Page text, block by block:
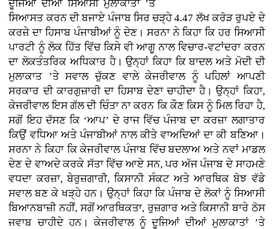
ਦੂਜਿਆਂ ਦੀਆਂ ਸਿਆਸੀ ਮੁਲਾਕਾਤਾਂ ’ਤੇ
ਸਿਆਸਤ ਕਰਨ ਦੀ ਬਜਾਏ ਪੰਜਾਬ ਸਿਰ ਚੜ੍ਹੇ 4.47 ਲੱਖ ਕਰੋੜ ਰੁਪਏ ਦੇ
ਕਰਜ਼ੇ ਦਾ ਹਿਸਾਬ ਪੰਜਾਬੀਆਂ ਨੂੰ ਦੇਣ। ਸਰਨਾ ਨੇ ਕਿਹਾ ਕਿ ਹਰ ਸਿਆਸੀ
ਪਾਰਟੀ ਨੂੰ ਲੋਕ ਹਿੱਤ ਵਿੱਚ ਕਿਸੇ ਵੀ ਆਗੂ ਨਾਲ ਵਿਚਾਰ-ਵਟਾਂਦਰਾ ਕਰਨ
ਦਾ ਲੋਕਤੰਤਰਿਕ ਅਧਿਕਾਰ ਹੈ। ਉਨ੍ਹਾਂ ਕਿਹਾ ਕਿ ਬਾਦਲ ਅਤੇ ਮੋਦੀ ਦੀ
ਮੁਲਾਕਾਤ ’ਤੇ ਸਵਾਲ ਚੁੱਕਣ ਵਾਲੇ ਕੇਜਰੀਵਾਲ ਨੂੰ ਪਹਿਲਾਂ ਆਪਣੀ
ਸਰਕਾਰ ਦੀ ਕਾਰਗੁਜ਼ਾਰੀ ਦਾ ਹਿਸਾਬ ਦੇਣਾ ਚਾਹੀਦਾ ਹੈ। ਉਨ੍ਹਾਂ ਕਿਹਾ,
ਕੇਜਰੀਵਾਲ ਇਸ ਗੱਲ ਦੀ ਚਿੰਤਾ ਨਾ ਕਰਨ ਕਿ ਕੌਣ ਕਿਸ ਨੂੰ ਮਿਲ ਰਿਹਾ ਹੈ,
ਸਗੋਂ ਇਹ ਦੱਸਣ ਕਿ ‘ਆਪ’ ਦੇ ਰਾਜ ਵਿੱਚ ਪੰਜਾਬ ਦਾ ਕਰਜ਼ਾ ਲਗਾਤਾਰ
ਕਿਉਂ ਵਧਿਆ ਅਤੇ ਪੰਜਾਬੀਆਂ ਨਾਲ ਕੀਤੇ ਵਾਅਦਿਆਂ ਦਾ ਕੀ ਬਣਿਆ।
ਸਰਨਾ ਨੇ ਕਿਹਾ ਕਿ ਕੇਜਰੀਵਾਲ ਪੰਜਾਬ ਵਿੱਚ ਬਦਲਾਅ ਅਤੇ ਨਵਾਂ ਮਾਡਲ
ਦੇਣ ਦੇ ਵਾਅਦੇ ਕਰਕੇ ਸੱਤਾ ਵਿੱਚ ਆਏ ਸਨ, ਪਰ ਅੱਜ ਪੰਜਾਬ ਦੇ ਸਾਹਮਣੇ
ਵਧਦਾ ਕਰਜ਼ਾ, ਬੇਰੁਜ਼ਗਾਰੀ, ਕਿਸਾਨੀ ਸੰਕਟ ਅਤੇ ਆਰਥਿਕ ਬੋਝ ਵੱਡੇ
ਸਵਾਲ ਬਣ ਕੇ ਖੜ੍ਹੇ ਹਨ। ਉਨ੍ਹਾਂ ਕਿਹਾ ਕਿ ਪੰਜਾਬ ਦੇ ਲੋਕਾਂ ਨੂੰ ਸਿਆਸੀ
ਬਿਆਨਬਾਜ਼ੀ ਨਹੀਂ, ਸਗੋਂ ਆਰਥਿਕਤਾ, ਰੁਜ਼ਗਾਰ ਅਤੇ ਕਿਸਾਨੀ ਬਾਰੇ ਠੋਸ
ਜਵਾਬ ਚਾਹੀਦੇ ਹਨ। ਕੇਜਰੀਵਾਲ ਨੂੰ ਦੂਜਿਆਂ ਦੀਆਂ ਮੁਲਾਕਾਤਾਂ ’ਤੇ